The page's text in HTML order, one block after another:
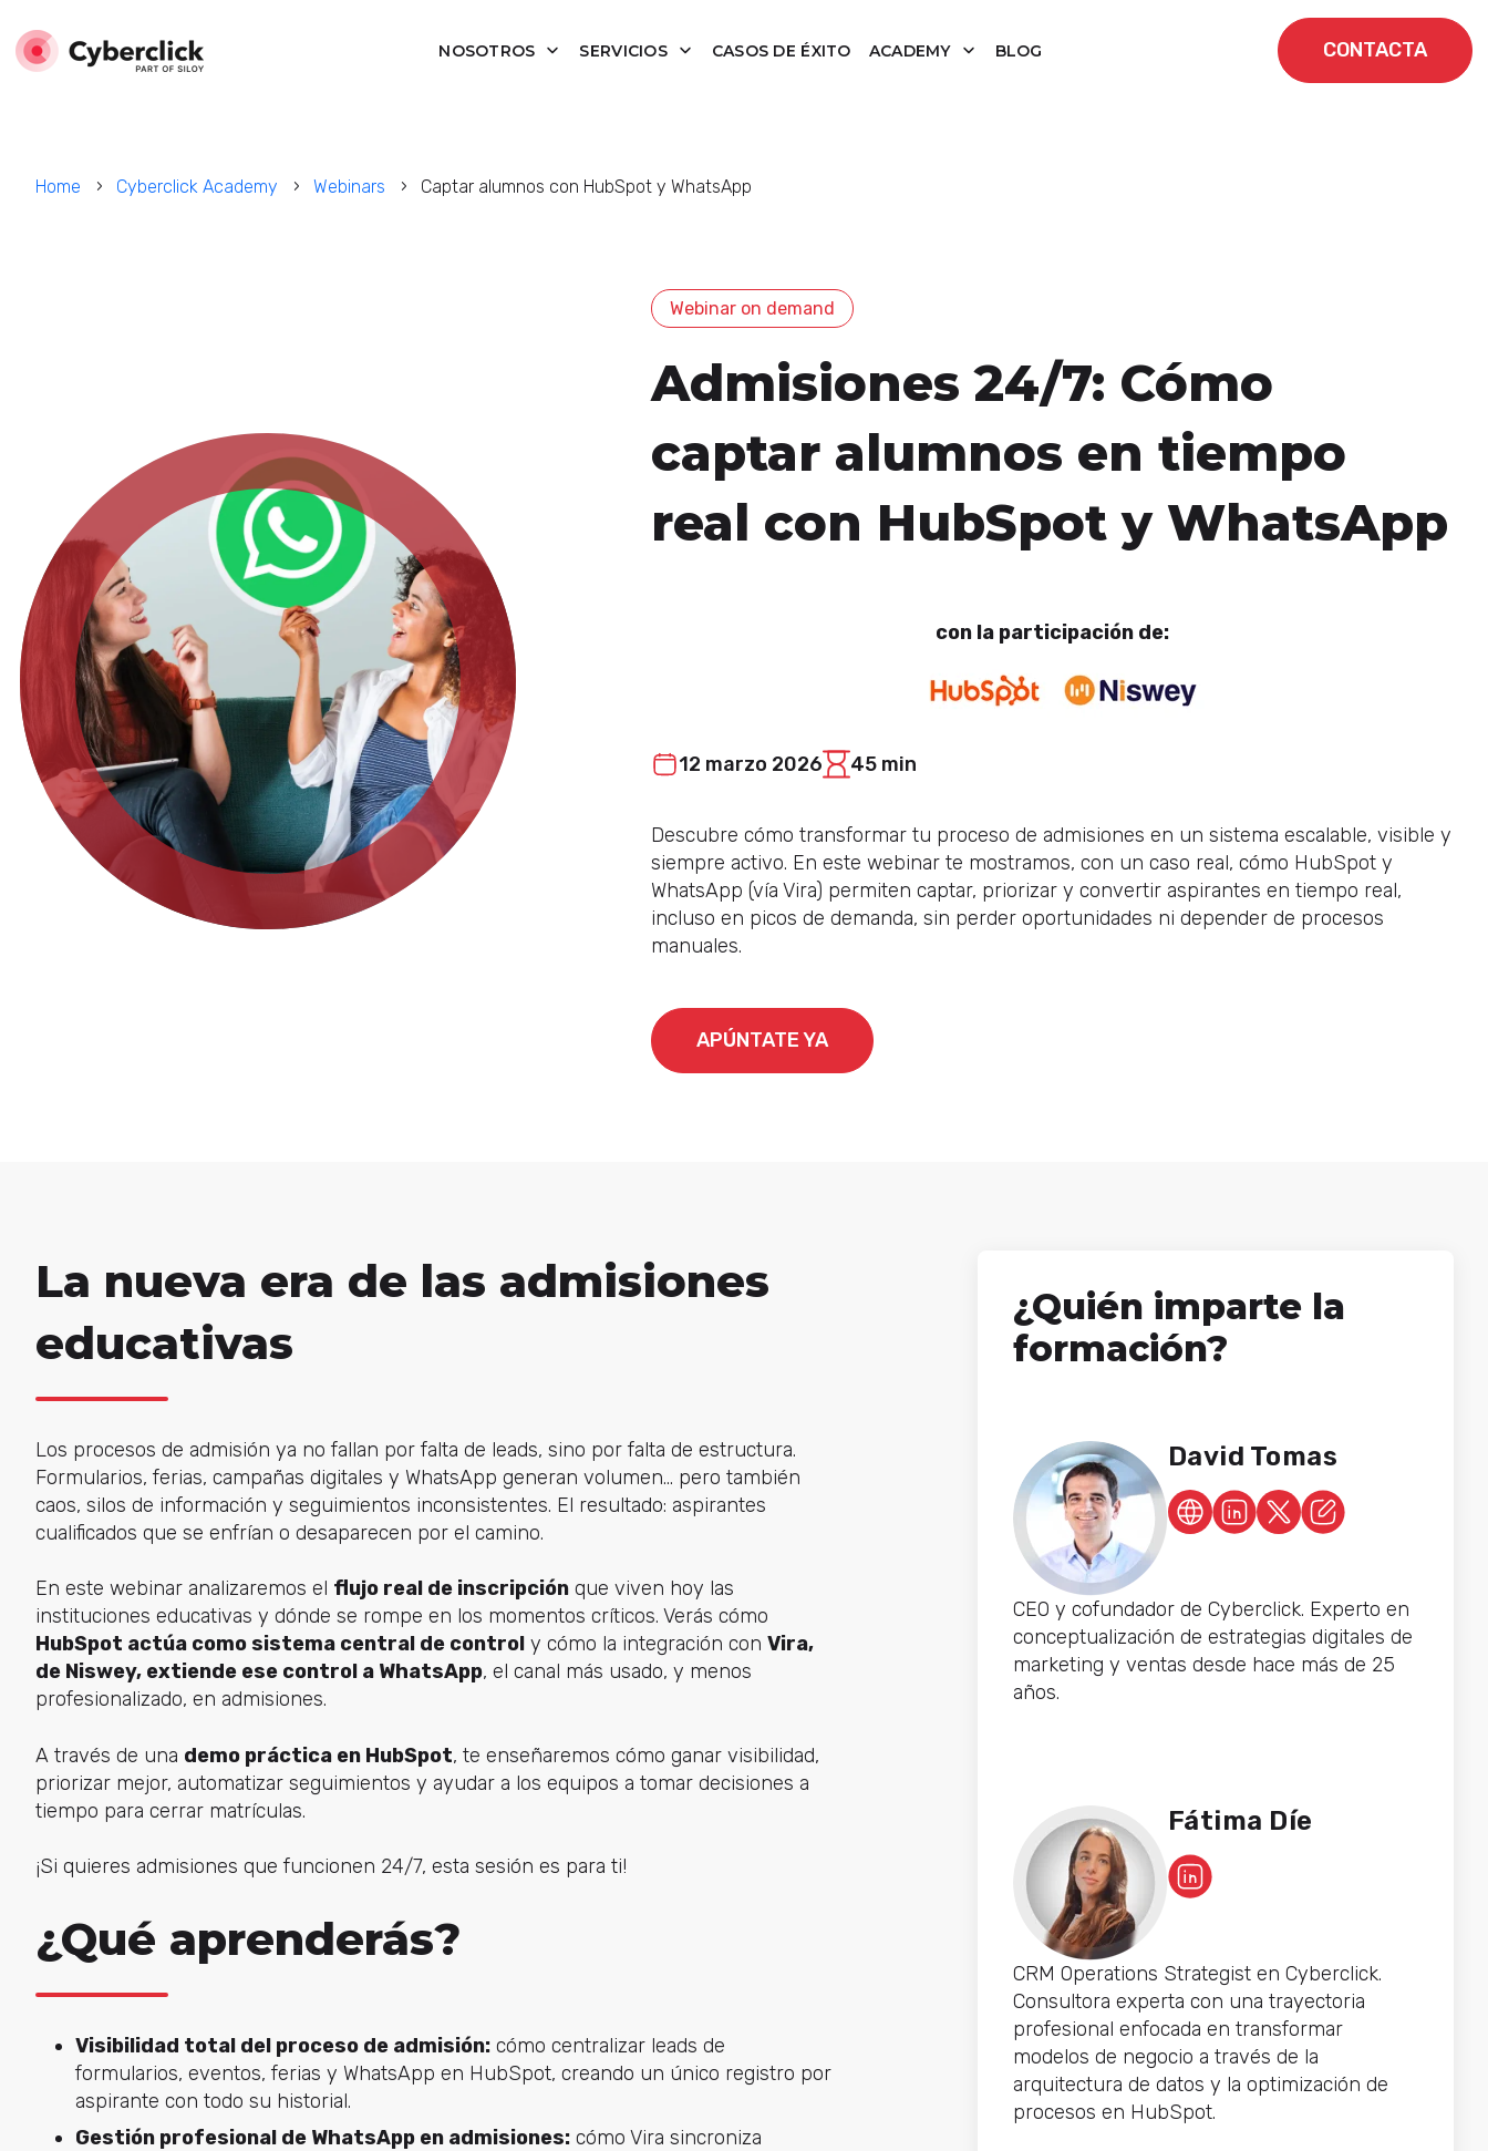
NOSOTROS SERVICIOS CASOS DE ÉXITO ACADEMY BLOG CONTACTA
Home Cyberclick Academy Webinars Captar alumnos con HubSpot y WhatsApp
Webinar on demand
Admisiones 24/7: Cómo
captar alumnos en tiempo
real con HubSpot y WhatsApp
con la participación de:
12 marzo 2026 45 min
Descubre cómo transformar tu proceso de admisiones en un sistema escalable, visible y
siempre activo. En este webinar te mostramos, con un caso real, cómo HubSpot y
WhatsApp (vía Vira) permiten captar, priorizar y convertir aspirantes en tiempo real,
incluso en picos de demanda, sin perder oportunidades ni depender de procesos
manuales.
APÚNTATE YA
La nueva era de las admisiones
educativas
Los procesos de admisión ya no fallan por falta de leads, sino por falta de estructura.
Formularios, ferias, campañas digitales y WhatsApp generan volumen… pero también
caos, silos de información y seguimientos inconsistentes. El resultado: aspirantes
cualificados que se enfrían o desaparecen por el camino.
En este webinar analizaremos el flujo real de inscripciónque viven hoy las
instituciones educativas y dónde se rompe en los momentos críticos. Verás cómo
HubSpot actúa como sistema central de controly cómo la integración con Vira,
de Niswey, extiende ese control a WhatsApp, el canal más usado, y menos
profesionalizado, en admisiones.
A través de una demo práctica en HubSpot, te enseñaremos cómo ganar visibilidad,
priorizar mejor, automatizar seguimientos y ayudar a los equipos a tomar decisiones a
tiempo para cerrar matrículas.
¡Si quieres admisiones que funcionen 24/7, esta sesión es para ti!
¿Qué aprenderás?
Visibilidad total del proceso de admisión:cómo centralizar leads de
formularios, eventos, ferias y WhatsApp en HubSpot, creando un único registro por
aspirante con todo su historial.
Gestión profesional de WhatsApp en admisiones:cómo Vira sincroniza
¿Quién imparte la
formación?
David Tomas
CEO y cofundador de Cyberclick. Experto en
conceptualización de estrategias digitales de
marketing y ventas desde hace más de 25
años.
Fátima Díe
CRM Operations Strategist en Cyberclick.
Consultora experta con una trayectoria
profesional enfocada en transformar
modelos de negocio a través de la
arquitectura de datos y la optimización de
procesos en HubSpot.